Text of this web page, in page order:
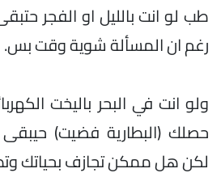
طب لو انت بالليل او الفجر
رغم ان المسألة شوية وقت بس.
ولو انت في البحر باليخت
حصلك (البطارية فضيت) حيبقى
لكن هل ممكن تجازف بحياتك